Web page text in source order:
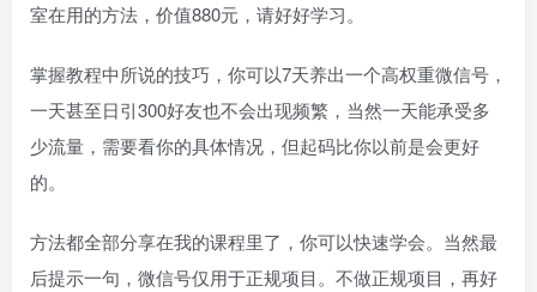
室在用的方法，价值880元，请好好学习。
掌握教程中所说的技巧，你可以7天养出一个高权重微信号，
一天甚至日引300好友也不会出现频繁，当然一天能承受多
少流量，需要看你的具体情况，但起码比你以前是会更好
的。
方法都全部分享在我的课程里了，你可以快速学会。当然最
后提示一句，微信号仅用于正规项目。不做正规项目，再好